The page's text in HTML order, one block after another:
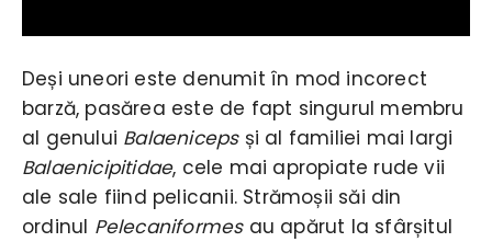
Deși uneori este denumit în mod incorect
barză, pasărea este de fapt singurul membru
al genului Balaeniceps și al familiei mai largi
Balaenicipitidae, cele mai apropiate rude vii
ale sale fiind pelicanii. Strămoșii săi din
ordinul Pelecaniformesau apărut la sfârșitul